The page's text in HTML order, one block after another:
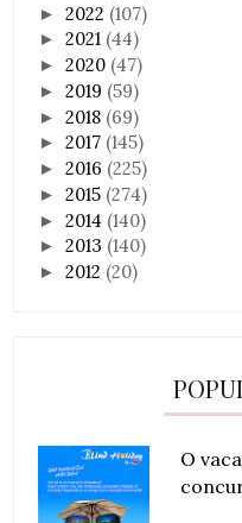
►2022 (107)
►2021 (44)
►2020 (47)
►2019 (59)
►2018 (69)
►2017 (145)
►2016 (225)
►2015 (274)
►2014 (140)
►2013 (140)
►2012 (20)
O